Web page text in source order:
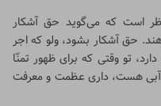
است که می‌گوید حق آشکار
حق آشکار بشود، ولو که اجر
تو وقتی که برای ظهور تمنّا
آبی هست، داری عظمت و معرفت